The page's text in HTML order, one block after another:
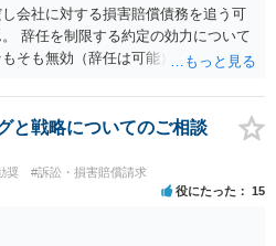
会社に対する損害賠償債務を追う可
辞任を制限する約定の効力について
そも無効（辞任は可能）と考える説
です。 ただし，いずれの説をとった
時期」に辞任したときは，「やむを
損害を賠償しなければならなくなり
ない事由」の典型ですが，程度によ
締役が辞任を認めてくれるのであれ
（子会社にとっての株主）の承諾は
代表取締役には，取締役辞任の登記
と戦略についてのご相談
奨 #訴訟・損害賠償請求
役にたった 15